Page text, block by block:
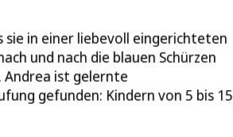
sie in einer liebevoll eingerichteten
und nach die blauen Schürzen
Andrea ist gelernte
gefunden: Kindern von 5 bis 15